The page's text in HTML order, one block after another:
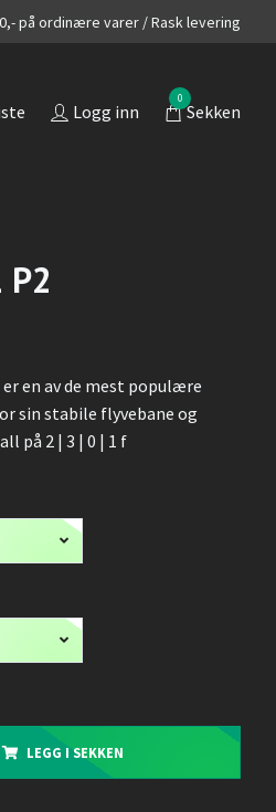
på ordinære varer / Rask levering
Logg inn
0
Sekken
er en av de mest populære
sin stabile flyvebane og
på 2 | 3 | 0 | 1 f
LEGG I SEKKEN